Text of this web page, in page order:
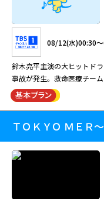
08/12(水)00:30
鈴木亮平主演の大ヒットド
事故が発生。救命医療チー
か？
ＴＯＫＹＯ ＭＥＲ